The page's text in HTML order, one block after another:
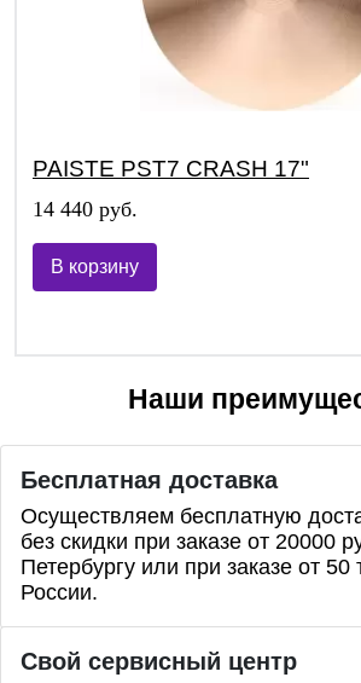
PAISTE PST7 CRASH 17"
14 440 руб.
В корзину
Наши
Бесплатная доставка
Осуществляем бесплатную
без скидки при заказе от 20000
Петербургу или при заказе от 50
России.
Свой сервисный центр